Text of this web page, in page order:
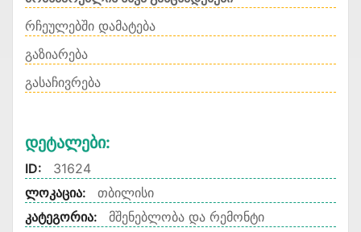
რჩეულებში დამატება
გაზიარება
გასაჩივრება
Დეტალები:
ID:
31624
ლოკაცია:
თბილისი
კატეგორია:
მშენებლობა და რემონტი